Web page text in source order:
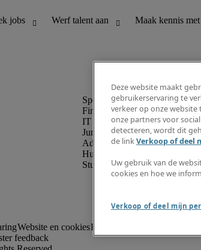
Finance en boekhouding
IT en digital
Juridisch
Administratie en office support
Human resources
Student
Website en cookiesRekruteringsvoorwaarden
feedback
Deze website maakt
gebruikerservaring te
verkeer op onze
onze partners voor
detecteren, wordt dit
de linkVerkoop of deel
Uw gebruik van de
cookies en hoe we
Verkoop of deel mijn